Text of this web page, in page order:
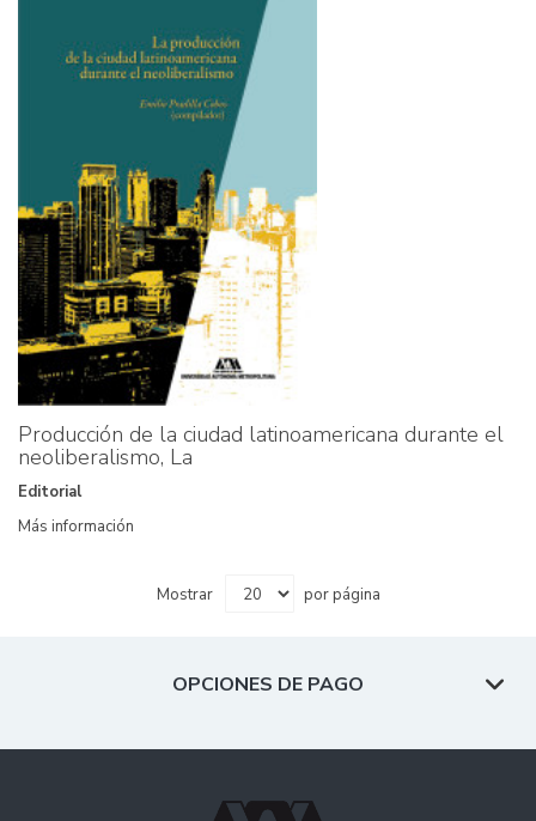
Producción de la ciudad latinoamericana durante el
neoliberalismo, La
Editorial
Más información
Mostrar por página
OPCIONES DE PAGO